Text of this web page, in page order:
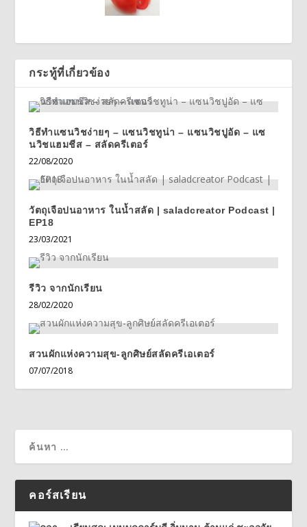
กระทู้ที่เกี่ยวข้อง
วิธีทำแซนวิชง่ายๆ – แซนวิชทูน่า – แซนวิชปูอัด – แซ
นวิชแฮมชีส – สลัดครีเตอร์
22/08/2020
วัตถุเจือปนอาหาร ในน้ำสลัด | saladcreator Podcast |
EP18
23/03/2021
รีวิว จากนักเรียน
28/02/2020
สวนผักแห่งความสุข-ลูกศิษย์สลัดครีเอเตอร์
07/07/2018
คอร์สเรียน